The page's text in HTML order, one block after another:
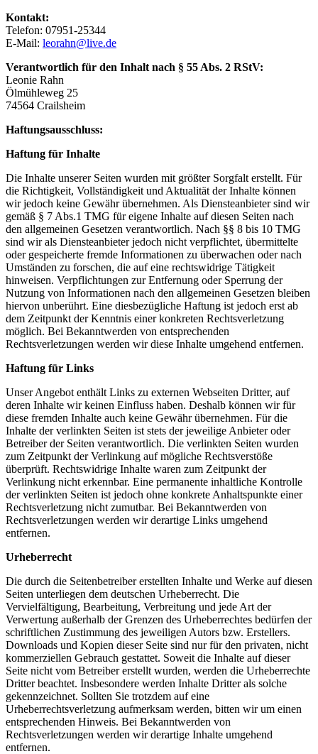
Kontakt:
Telefon: 07951-25344
E-Mail: leorahn@live.de
Verantwortlich für den Inhalt nach § 55 Abs. 2 RStV:
Leonie Rahn
Ölmühleweg 25
74564 Crailsheim
Haftungsausschluss:
Haftung für Inhalte
Die Inhalte unserer Seiten wurden mit größter Sorgfalt erstellt. Für
die Richtigkeit, Vollständigkeit und Aktualität der Inhalte können
wir jedoch keine Gewähr übernehmen. Als Diensteanbieter sind wir
gemäß § 7 Abs.1 TMG für eigene Inhalte auf diesen Seiten nach
den allgemeinen Gesetzen verantwortlich. Nach §§ 8 bis 10 TMG
sind wir als Diensteanbieter jedoch nicht verpflichtet, übermittelte
oder gespeicherte fremde Informationen zu überwachen oder nach
Umständen zu forschen, die auf eine rechtswidrige Tätigkeit
hinweisen. Verpflichtungen zur Entfernung oder Sperrung der
Nutzung von Informationen nach den allgemeinen Gesetzen bleiben
hiervon unberührt. Eine diesbezügliche Haftung ist jedoch erst ab
dem Zeitpunkt der Kenntnis einer konkreten Rechtsverletzung
möglich. Bei Bekanntwerden von entsprechenden
Rechtsverletzungen werden wir diese Inhalte umgehend entfernen.
Haftung für Links
Unser Angebot enthält Links zu externen Webseiten Dritter, auf
deren Inhalte wir keinen Einfluss haben. Deshalb können wir für
diese fremden Inhalte auch keine Gewähr übernehmen. Für die
Inhalte der verlinkten Seiten ist stets der jeweilige Anbieter oder
Betreiber der Seiten verantwortlich. Die verlinkten Seiten wurden
zum Zeitpunkt der Verlinkung auf mögliche Rechtsverstöße
überprüft. Rechtswidrige Inhalte waren zum Zeitpunkt der
Verlinkung nicht erkennbar. Eine permanente inhaltliche Kontrolle
der verlinkten Seiten ist jedoch ohne konkrete Anhaltspunkte einer
Rechtsverletzung nicht zumutbar. Bei Bekanntwerden von
Rechtsverletzungen werden wir derartige Links umgehend
entfernen.
Urheberrecht
Die durch die Seitenbetreiber erstellten Inhalte und Werke auf diesen
Seiten unterliegen dem deutschen Urheberrecht. Die
Vervielfältigung, Bearbeitung, Verbreitung und jede Art der
Verwertung außerhalb der Grenzen des Urheberrechtes bedürfen der
schriftlichen Zustimmung des jeweiligen Autors bzw. Erstellers.
Downloads und Kopien dieser Seite sind nur für den privaten, nicht
kommerziellen Gebrauch gestattet. Soweit die Inhalte auf dieser
Seite nicht vom Betreiber erstellt wurden, werden die Urheberrechte
Dritter beachtet. Insbesondere werden Inhalte Dritter als solche
gekennzeichnet. Sollten Sie trotzdem auf eine
Urheberrechtsverletzung aufmerksam werden, bitten wir um einen
entsprechenden Hinweis. Bei Bekanntwerden von
Rechtsverletzungen werden wir derartige Inhalte umgehend
entfernen.